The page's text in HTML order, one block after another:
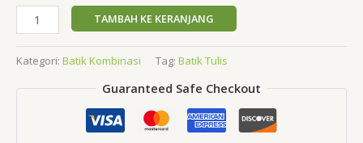
TAMBAH KE KERANJANG
Kategori: Batik Kombinasi Tag: Batik Tulis
Guaranteed Safe Checkout